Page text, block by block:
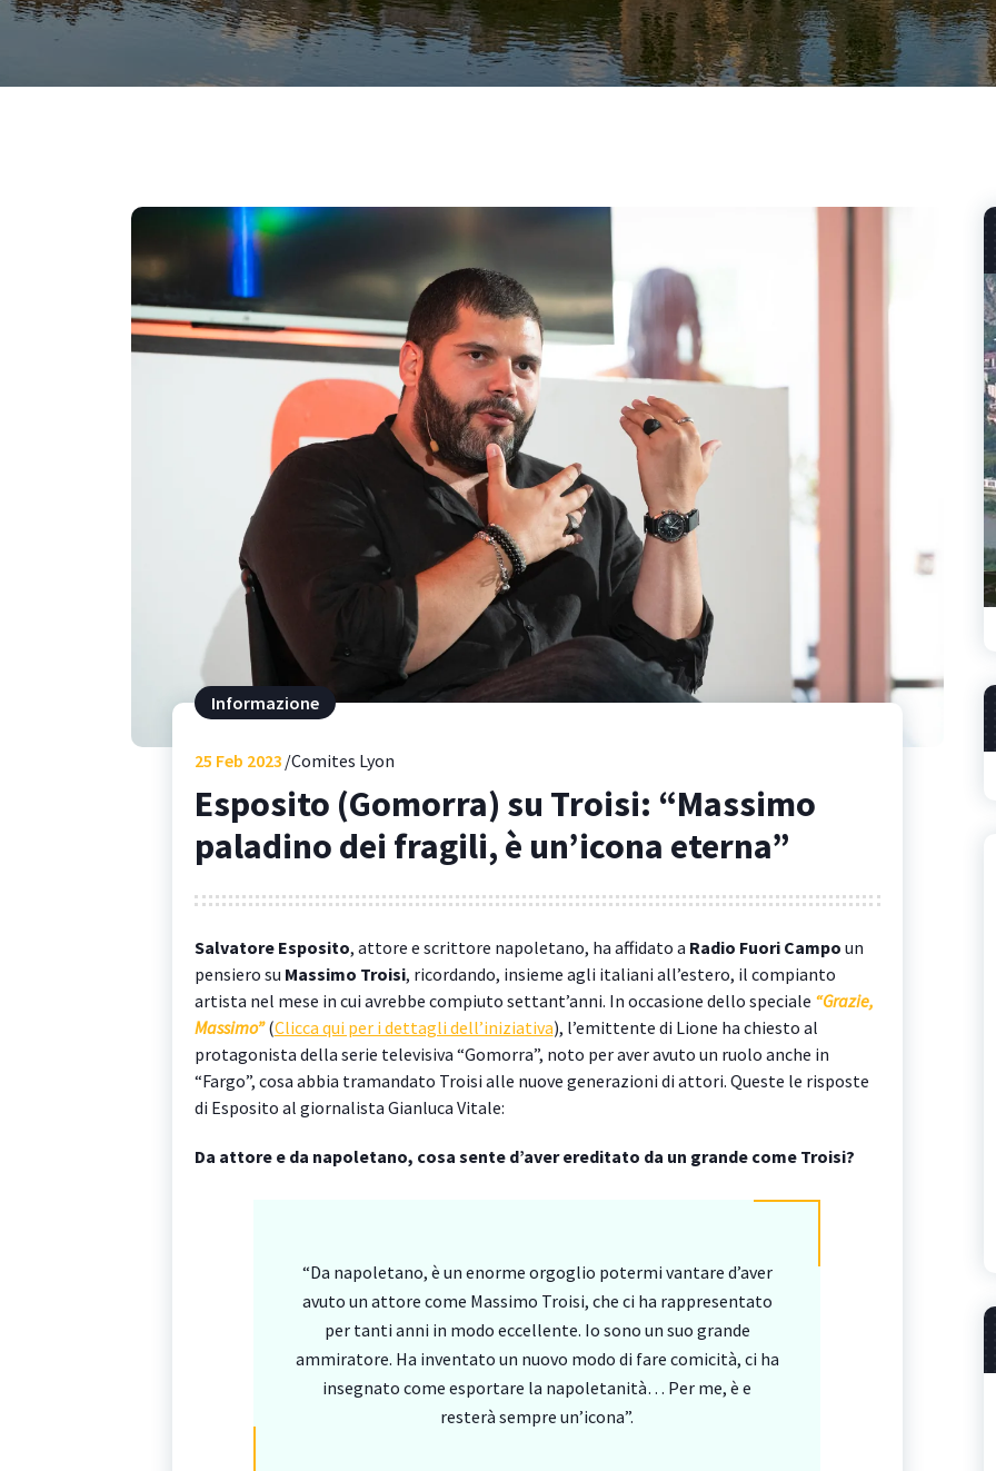
Informazione
25 Feb 2023 Comites Lyon
Esposito (Gomorra) su Troisi: “Massimo
paladino dei fragili, è un’icona eterna”
Salvatore Esposito, attore e scrittore napoletano, ha affidato a Radio Fuori Campo un
pensiero su Massimo Troisi, ricordando, insieme agli italiani all’estero, il compianto
artista nel mese in cui avrebbe compiuto settant’anni. In occasione dello speciale “Grazie,
Massimo”(Clicca qui per i dettagli dell’iniziativa), l’emittente di Lione ha chiesto al
protagonista della serie televisiva “Gomorra”, noto per aver avuto un ruolo anche in
“Fargo”, cosa abbia tramandato Troisi alle nuove generazioni di attori. Queste le risposte
di Esposito al giornalista Gianluca Vitale:
Da attore e da napoletano, cosa sente d’aver ereditato da un grande come Troisi?
“Da napoletano, è un enorme orgoglio potermi vantare d’aver
avuto un attore come Massimo Troisi, che ci ha rappresentato
per tanti anni in modo eccellente. Io sono un suo grande
ammiratore. Ha inventato un nuovo modo di fare comicità, ci ha
insegnato come esportare la napoletanità… Per me, è e
resterà sempre un’icona”.